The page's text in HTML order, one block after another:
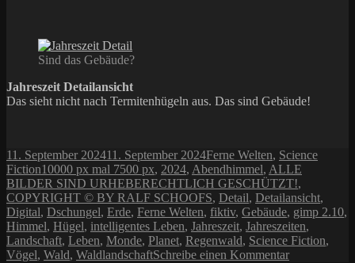
Sind das Gebäude?
Jahreszeit Detailansicht
Das sieht nicht nach Termitenhügeln aus. Das sind Gebäude!
Veröffentlicht
am
11. September 202411. September 2024Kategorien
Ferne Welten, Science
FictionSchlagwörter
10000 px mal 7500 px, 2024, Abendhimmel, ALLE
BILDER SIND URHEBERECHTLICH GESCHÜTZT!,
COPYRIGHT © BY RALF SCHOOFS, Detail, Detailansicht,
Digital, Dschungel, Erde, Ferne Welten, fiktiv, Gebäude, gimp 2.10,
Himmel, Hügel, intelligentes Leben, Jahreszeit, Jahreszeiten,
Landschaft, Leben, Monde, Planet, Regenwald, Science Fiction,
Vögel, Wald, WaldlandschaftSchreibe einen Kommentarzu